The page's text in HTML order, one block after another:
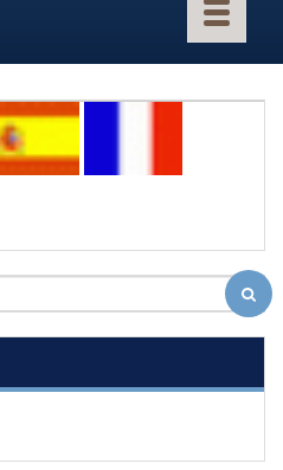
Toggle
EN
KOUS
EN
KABEL